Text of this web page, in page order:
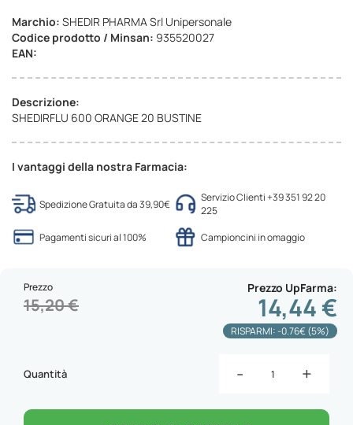
Marchio: SHEDIR PHARMA Srl Unipersonale
Codice prodotto / Minsan: 935520027
EAN:
Descrizione:
SHEDIRFLU 600 ORANGE 20 BUSTINE
I vantaggi della nostra Farmacia:
Spedizione Gratuita da 39,90€
Servizio Clienti +39 351 92 20
225
Pagamenti sicuri al 100%
Campioncini in omaggio
Prezzo UpFarma
14,44 €
Prezzo
15,20 €
RISPARMI: -0.76€ (5%)
Quantità - +